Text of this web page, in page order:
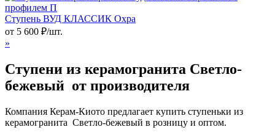
Ступень ВУД КЛАССИК Охра
от 5 600 ₽/шт.
»
Ступени из керамогранита Светло-
бежевый от производителя
Компания Керам-Киото предлагает купить ступеньки из
керамогранита Светло-бежевый в розницу и оптом.